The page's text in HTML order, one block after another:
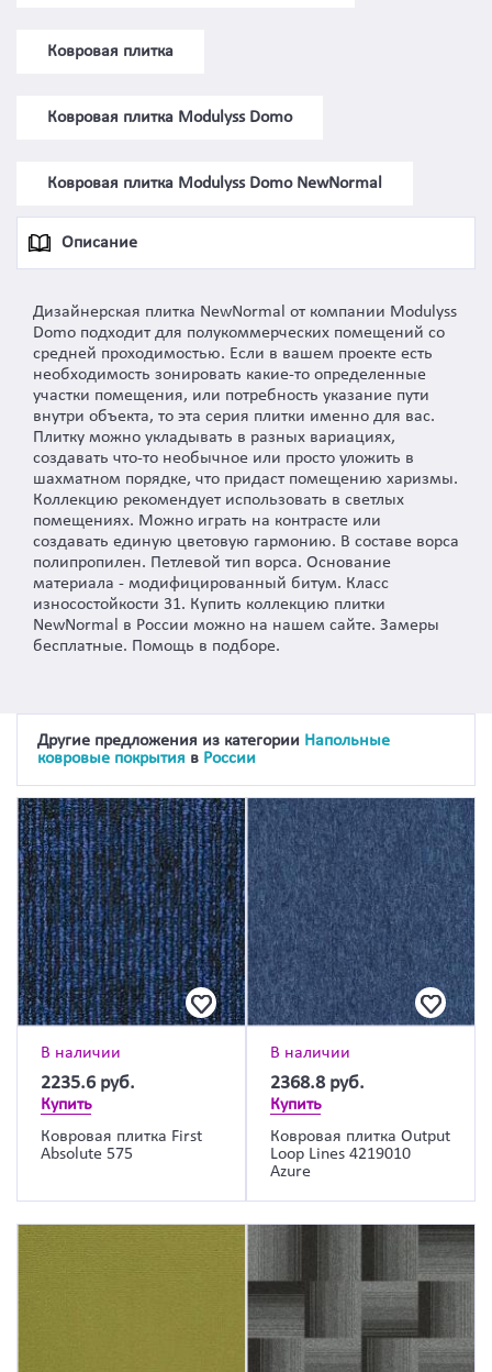
Ковровая плитка
Ковровая плитка Modulyss Domo
Ковровая плитка Modulyss Domo NewNormal
Описание
Дизайнерская плитка NewNormal от компании Modulyss
Domo подходит для полукоммерческих помещений со
средней проходимостью. Если в вашем проекте есть
необходимость зонировать какие-то определенные
участки помещения, или потребность указание пути
внутри объекта, то эта серия плитки именно для вас.
Плитку можно укладывать в разных вариациях,
создавать что-то необычное или просто уложить в
шахматном порядке, что придаст помещению харизмы.
Коллекцию рекомендует использовать в светлых
помещениях. Можно играть на контрасте или
создавать единую цветовую гармонию. В составе ворса
полипропилен. Петлевой тип ворса. Основание
материала - модифицированный битум. Класс
износостойкости 31. Купить коллекцию плитки
NewNormal в России можно на нашем сайте. Замеры
бесплатные. Помощь в подборе.
Другие предложения из категории Напольные
ковровые покрытия в России
В наличии
2235.6 руб.
Купить
Ковровая плитка First
Absolute 575
В наличии
2368.8 руб.
Купить
Ковровая плитка Output
Loop Lines 4219010
Azure